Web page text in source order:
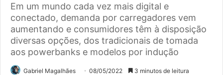
Em um mundo cada vez mais digital e
conectado, demanda por carregadores vem
aumentando e consumidores têm à disposição
diversas opções, dos tradicionais de tomada
aos powerbanks e modelos por indução
Gabriel Magalhães 08/05/2022 3 minutos de leitura